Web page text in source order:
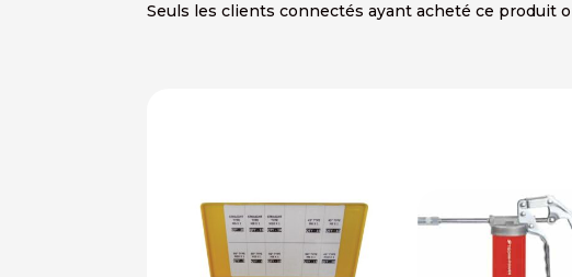
Seuls les clients connectés ayant acheté ce produit